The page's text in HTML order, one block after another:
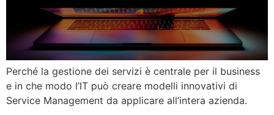
Perché la gestione dei servizi è centrale per il business
e in che modo l’IT può creare modelli innovativi di
Service Management da applicare all’intera azienda.